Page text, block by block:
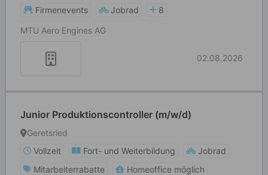
Firmenevents
Jobrad
8
MTU Aero Engines AG
02.08.2026
Junior Produktionscontroller (m/w/d)
Geretsried
Vollzeit
Fort- und Weiterbildung
Jobrad
Mitarbeiterrabatte
Homeoffice möglich